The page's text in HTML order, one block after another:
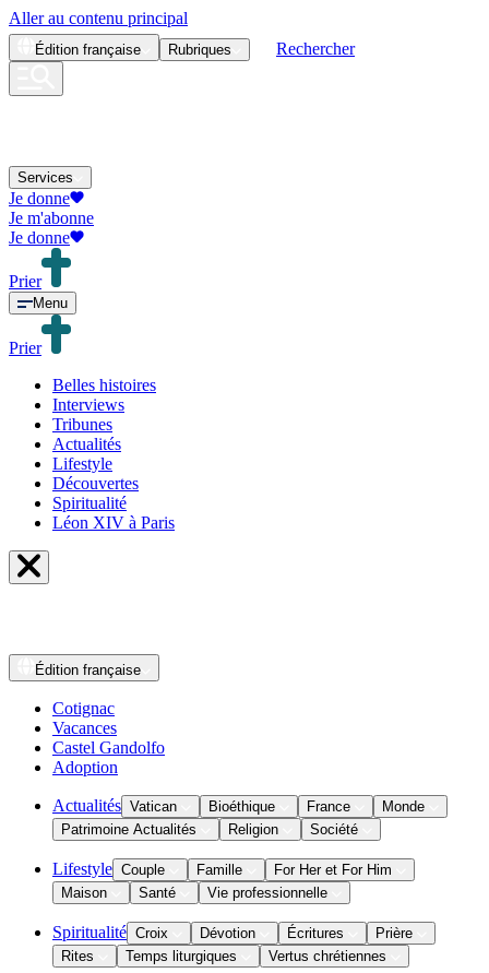
Aller au contenu principal
Édition française Rubriques Rechercher
Services
Je donne
Je m'abonne
Je donne
Prier
Menu
Prier
Belles histoires
Interviews
Tribunes
Actualités
Lifestyle
Découvertes
Spiritualité
Léon XIV à Paris
Édition française
Cotignac
Vacances
Castel Gandolfo
Adoption
Actualités Vatican Bioéthique France
Monde
Patrimoine Actualités
Religion Société
Lifestyle Couple Famille
For Her et For Him
Maison
Santé Vie professionnelle
Spiritualité Croix Dévotion Écritures
Prière
Rites
Temps liturgiques Vertus chrétiennes